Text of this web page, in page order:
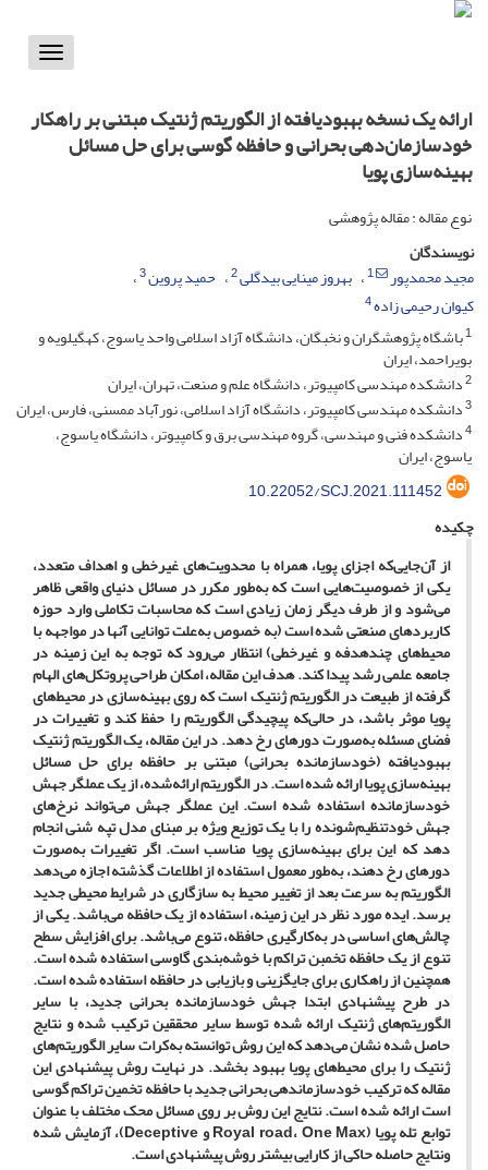
Toggle
ارائه یک نسخه بهبودیافته از الگوریتم ژنتیک مبتنی بر راهکار
خودسازمان‌دهی بحرانی و حافظه گوسی برای حل مسائل
بهینه‌سازی پویا
نوع مقاله : مقاله پژوهشی
نویسندگان
مجید محمدپور
1 بهروز مینایی بیدگلی2 حمید پروین3
کیوان رحیمی زاده4
1باشگاه پژوهشگران و نخبگان، دانشگاه آزاد اسلامی واحد یاسوج، کهگیلویه و
بویراحمد، ایران
2دانشکده مهندسی کامپیوتر، دانشگاه علم و صنعت، تهران، ایران
3دانشکده مهندسی کامپیوتر، دانشگاه آزاد اسلامی، نورآباد ممسنی، فارس، ایران
4دانشکده فنی و مهندسی، گروه مهندسی برق و کامپیوتر، دانشگاه یاسوج،
یاسوج، ایران
10.22052/SCJ.2021.111452
چکیده
از آن‌جایی‌که اجزای پویا، همراه با محدویت‌های غیرخطی و اهداف متعدد،
یکی از خصوصیت‌هایی است که به‌طور مکرر در مسائل دنیای واقعی ظاهر
می‌شود و از طرف دیگر زمان زیادی است که محاسبات تکاملی وارد حوزه
کاربردهای صنعتی شده است (به خصوص به‌علت توانایی آن‎ها در مواجهه با
محیط‎‌های چندهدفه و غیرخطی) انتظار می‌‎رود که توجه به این زمینه در
جامعه علمی رشد پیدا کند. هدف این مقاله، امکان طراحی پروتکل‎‌های الهام
گرفته از طبیعت در الگوریتم ژنتیک است که روی بهینه‎‌سازی در محیط‎‌های
پویا موثر باشد، در حالی‌‎که پیچیدگی الگوریتم را حفظ کند و تغییرات در
فضای مسئله به‌‎صورت دوره‎ای رخ دهد. در این مقاله، یک الگوریتم ژنتیک
بهبودیافته (خودسازمانده بحرانی) مبتنی بر حافظه برای حل مسائل
بهینه‎‌سازی پویا ارائه شده است. در الگوریتم ارائه‌‎شده، از یک عملگر جهش
خودسازمانده استفاده شده است. این عملگر جهش می‎‌تواند نرخ‎‌های
جهش خودتنظیم‌‎شونده را با یک توزیع ویژه بر مبنای مدل تپه شنی انجام
دهد که این برای بهینه‌‎سازی پویا مناسب است. اگر تغییرات به‌‎صورت
دوره‎ای رخ دهند، به‌‎طور معمول استفاده از اطلاعات گذشته اجازه می‎‌دهد
الگوریتم به ‎سرعت بعد از تغییر محیط به سازگاری در شرایط محیطی جدید
برسد. ایده مورد نظر در این زمینه، استفاده از یک حافظه می‎‌باشد. یکی از
چالش‎‌های اساسی در به‎‌کارگیری حافظه، تنوع می‎‌باشد. برای افزایش سطح
تنوع از یک حافظه تخمبن تراکم با خوشه‌بندی گاوسی استفاده شده است.
همچنین از راهکاری برای جایگزینی و بازیابی در حافظه استفاده شده است.
در طرح پیشنهادی ابتدا جهش خودسازمانده بحرانی جدید، با سایر
الگوریتم‌‎های ژنتیک ارائه شده توسط سایر محققین ترکیب شده و نتایج
حاصل شده نشان می‎‌دهد که این روش توانسته به‎‌کرات سایر الگوریتم‎‌های
ژنتیک را برای محیط‎‌های پویا بهبود بخشد. در نهایت روش پیشنهادی این
مقاله که ترکیب خودسازماندهی بحرانی جدید با حافظه تخمین تراکم گوسی
است ارائه شده است. نتایج این روش بر روی مسائل محک مختلف با عنوان
توابع تله پویا (Royal road، One Max و Deceptive)، آزمایش شده
ونتایج حاصله حاکی از کارایی بیشتر روش پیشنهادی است.